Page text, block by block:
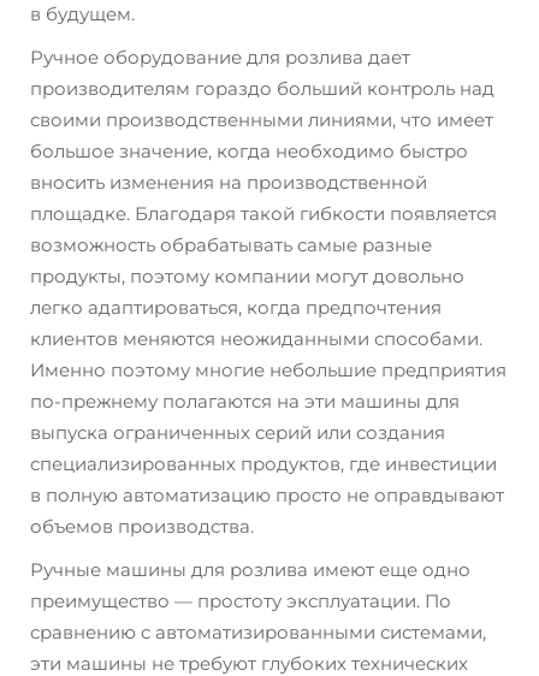
в будущем.
Ручное оборудование для розлива дает
производителям гораздо больший контроль над
своими производственными линиями, что имеет
большое значение, когда необходимо быстро
вносить изменения на производственной
площадке. Благодаря такой гибкости появляется
возможность обрабатывать самые разные
продукты, поэтому компании могут довольно
легко адаптироваться, когда предпочтения
клиентов меняются неожиданными способами.
Именно поэтому многие небольшие предприятия
по-прежнему полагаются на эти машины для
выпуска ограниченных серий или создания
специализированных продуктов, где инвестиции
в полную автоматизацию просто не оправдывают
объемов производства.
Ручные машины для розлива имеют еще одно
преимущество — простоту эксплуатации. По
сравнению с автоматизированными системами,
эти машины не требуют глубоких технических